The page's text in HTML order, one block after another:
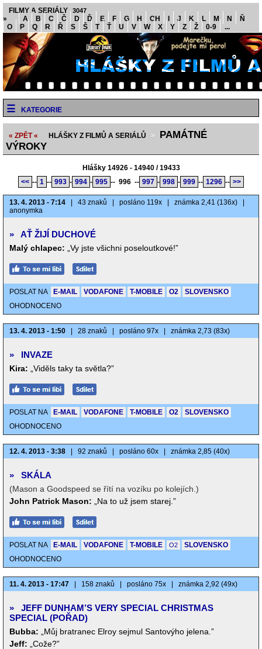
FILMY A SERIÁLY 3047
» A B C Č D Ď E F G H CH J K L M N
Ň
O
P Q R Ř S Š T Ť U V W X Y Z Ž 0-9 ...
KATEGORIE
« ZPĚT « HLÁŠKY Z FILMŮ A SERIÁLŮ >
PAMÁTNÉ
VÝROKY
Hlášky 14926 - 14940 / 19433
<< -- 1 -- 993 - 994 - 995 -- 996 -- 997 - 998 - 999 -- 1296 -- >>
13. 4. 2013 - 7:14 43 znaků posláno 119x známka 2,41 (136x)
anonymka
» AŤ ŽIJÍ DUCHOVÉ
Malý chlapec: „Vy jste všichni poseloutkové!”
POSLAT NA E-MAIL VODAFONE T-MOBILE O2
SLOVENSKO
OHODNOCENO
13. 4. 2013 - 1:50 28 znaků posláno 97x známka 2,73 (83x)
» INVAZE
Kira: „Viděls taky ta světla?”
POSLAT NA E-MAIL VODAFONE T-MOBILE O2
SLOVENSKO
OHODNOCENO
12. 4. 2013 - 3:38 92 znaků posláno 60x známka 2,85 (40x)
» SKÁLA
(Mason a Goodspeed se řítí na vozíku po kolejích.)
John Patrick Mason:
„Na to už jsem starej.”
POSLAT NA E-MAIL VODAFONE T-MOBILE O2
SLOVENSKO
OHODNOCENO
11. 4. 2013 - 17:47 158 znaků posláno 75x známka 2,92 (49x)
»
JEFF DUNHAM’S VERY SPECIAL CHRISTMAS
SPECIAL (POŘAD)
Bubba:
„Můj bratranec Elroy sejmul Santovýho jelena.”
Jeff:
„Cože?”